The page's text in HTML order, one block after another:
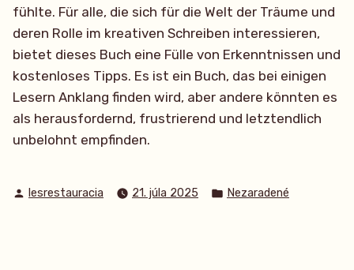
fühlte. Für alle, die sich für die Welt der Träume und
deren Rolle im kreativen Schreiben interessieren,
bietet dieses Buch eine Fülle von Erkenntnissen und
kostenloses Tipps. Es ist ein Buch, das bei einigen
Lesern Anklang finden wird, aber andere könnten es
als herausfordernd, frustrierend und letztendlich
unbelohnt empfinden.
Posted
lesrestauracia 21. júla 2025
Posted
Nezaradené